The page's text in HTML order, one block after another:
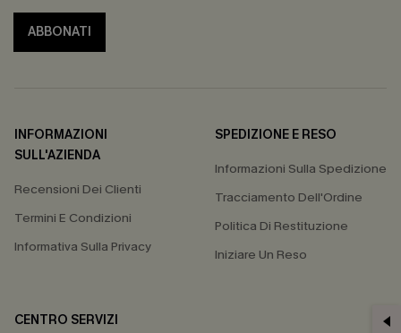
ABBONATI
INFORMAZIONI
SULL'AZIENDA
Recensioni Dei Clienti
Termini E Condizioni
Informativa Sulla Privacy
SPEDIZIONE E RESO
Informazioni Sulla Spedizione
Tracciamento Dell'Ordine
Politica Di Restituzione
Iniziare Un Reso
CENTRO SERVIZI